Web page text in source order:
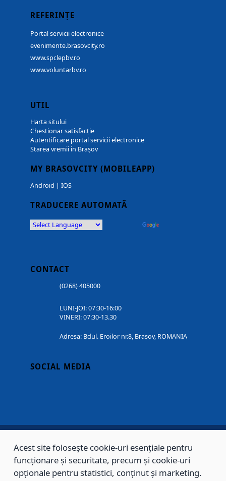
REFERINȚE
Portal servicii electronice
evenimente.brasovcity.ro
www.spclepbv.ro
www.voluntarbv.ro
UTIL
Harta sitului
Chestionar satisfacție
Autentificare portal servicii electronice
Starea vremii in Brașov
MY BRASOVCITY (MOBILEAPP)
Android | IOS
TRADUCERE AUTOMATĂ
CONTACT
(0268) 405000
LUNI-JOI: 07:30-16:00
VINERI: 07:30-13.30
Adresa: Bdul. Eroilor nr.8, Brasov, ROMANIA
SOCIAL MEDIA
Copyright © 2002 - 2026 - PRIMĂRIA MUNICIPIULUI BRAȘOV, toate drepturile
rezervate.
Acest site folosește cookie-uri esențiale pentru
funcționare și securitate, precum și cookie-uri
opționale pentru statistici, conținut și marketing.